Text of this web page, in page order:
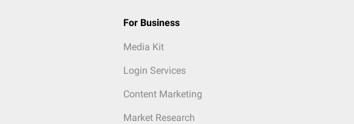
For Business
Media Kit
Login Services
Content Marketing
Market Research